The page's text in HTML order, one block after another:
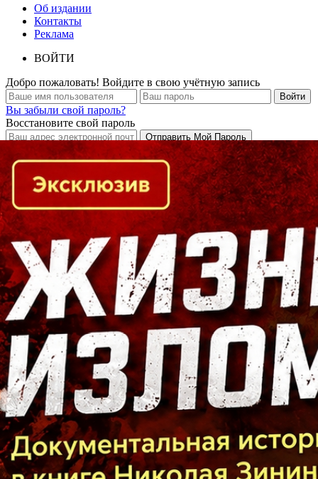
Об издании
Контакты
Реклама
ВОЙТИ
Добро пожаловать! Войдите в свою учётную запись
Вы забыли свой пароль?
Восстановите свой пароль
Кто есть кто в Байкальском регионе